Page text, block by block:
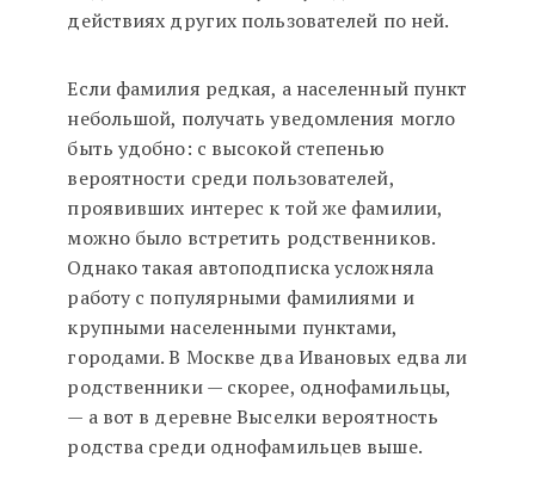
действиях других пользователей по ней.
Если фамилия редкая, а населенный пункт
небольшой, получать уведомления могло
быть удобно: с высокой степенью
вероятности среди пользователей,
проявивших интерес к той же фамилии,
можно было встретить родственников.
Однако такая автоподписка усложняла
работу с популярными фамилиями и
крупными населенными пунктами,
городами. В Москве два Ивановых едва ли
родственники— скорее, однофамильцы,
— а вот в деревне Выселки вероятность
родства среди однофамильцев выше.